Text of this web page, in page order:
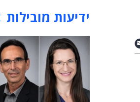
ידיעות מובילות